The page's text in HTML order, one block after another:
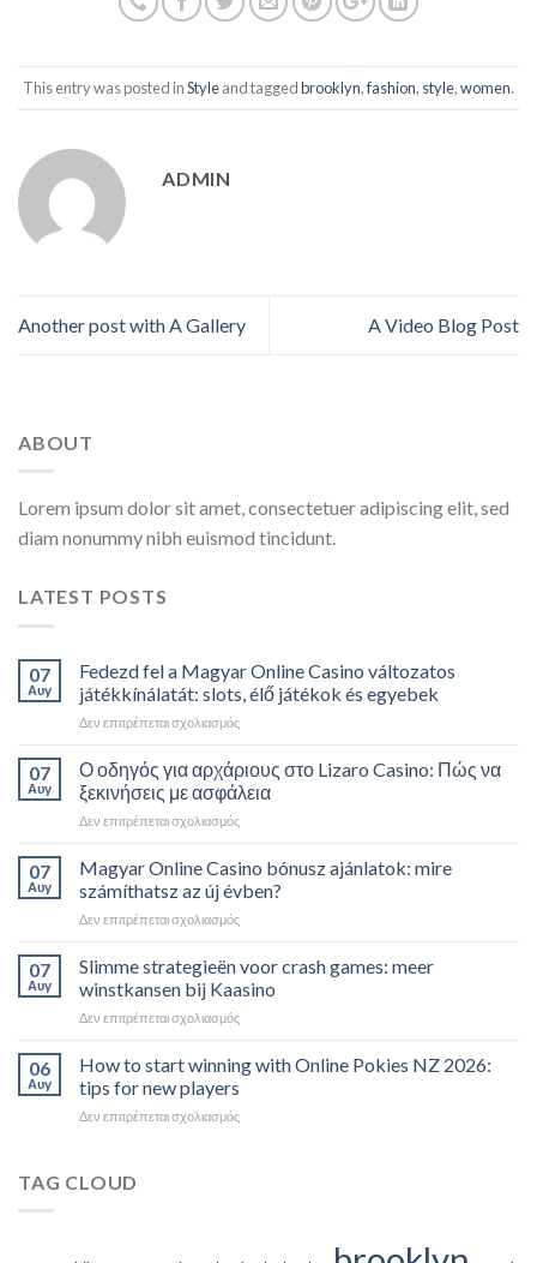
This entry was posted inStyleand taggedbrooklyn,fashion, style,women.
ADMIN
Another post with A Gallery A Video Blog Post
ABOUT
Lorem ipsum dolor sit amet, consectetuer adipiscing elit, sed
diam nonummy nibh euismod tincidunt.
LATEST POSTS
07
Αυγ
Fedezd fel a Magyar Online Casino változatos
játékkínálatát: slots, élő játékok és egyebek
Δεν επιτρέπεται σχολιασμός
07
Αυγ
Ο οδηγός για αρχάριους στο Lizaro Casino: Πώς να
ξεκινήσεις με ασφάλεια
Δεν επιτρέπεται σχολιασμός
07
Αυγ
Magyar Online Casino bónusz ajánlatok: mire
számíthatsz az új évben?
Δεν επιτρέπεται σχολιασμός
07
Αυγ
Slimme strategieën voor crash games: meer
winstkansen bij Kaasino
Δεν επιτρέπεται σχολιασμός
06
Αυγ
How to start winning with Online Pokies NZ 2026:
tips for new players
Δεν επιτρέπεται σχολιασμός
TAG CLOUD